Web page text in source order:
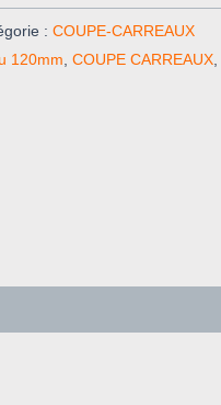
: COUPE-CARREAUX
120mm, COUPE CARREAUX,